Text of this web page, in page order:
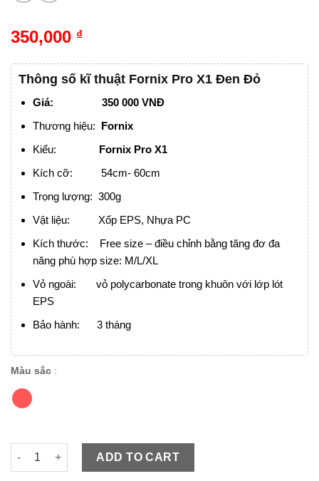
350,000 ₫
Thông số kĩ thuật Fornix Pro X1 Đen Đỏ
Giá: 350 000 VNĐ
Thương hiệu: Fornix
Kiểu: Fornix Pro X1
Kích cỡ: 54cm- 60cm
Trọng lượng: 300g
Vật liệu: Xốp EPS, Nhựa PC
Kích thước: Free size – điều chỉnh bằng tăng đơ đa
năng phù hợp size: M/L/XL
Vỏ ngoài: vỏ polycarbonate trong khuôn với lớp lót
EPS
Bảo hành: 3 tháng
Màu sắc :
Fornix Pro X1 Đen Đỏ quantity
ADD TO CART